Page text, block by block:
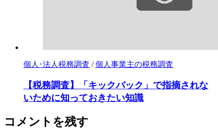
個人･法人税務調査 /個人事業主の税務調査
【税務調査】「キックバック」で指摘されな
いために知っておきたい知識
コメントを残す